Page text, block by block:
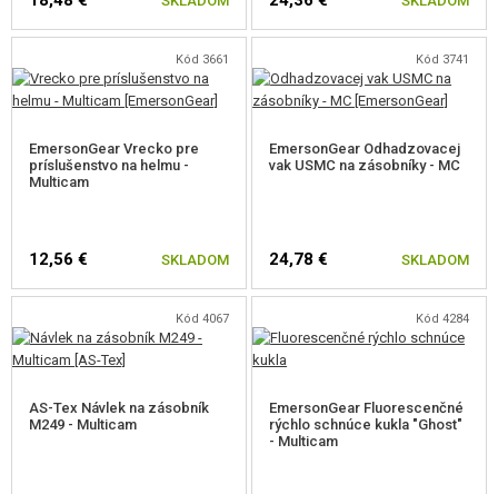
ZVOĽTE VEĽKOSŤ
Kód 3661
EmersonGear Vrecko pre
príslušenstvo na helmu -
Multicam
12,56 € SKLADOM
Kód 3741
EmersonGear Odhadzovacej
vak USMC na zásobníky - MC
24,78 € SKLADOM
Kód 4067
AS-Tex Návlek na zásobník
M249 - Multicam
Kód 4284
EmersonGear Fluorescenčné
rýchlo schnúce kukla "Ghost"
- Multicam